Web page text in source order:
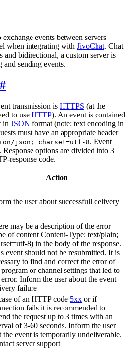
events between servers
when integrating with JivoChat. Chat
and bidirectional, a custom server is
and sending events.
#
transmission is HTTPS (at the
to use HTTP). An event is contained
in JSON format (note: text encoding in
must have an appropriate header
json; charset=utf-8. Event
. Response options are divided into 3
response code.
Action
the user about successfull delivery
may be a description of the error
of content Content-Type: text/plain;
8) in the body of the response.
event should not be resubmitted. It is
to find and correct the error of
program or channel settings that led to
error. Inform the user about the event
failure
of an HTTP code 5xx or if
fails it is recommended to
the request up to 3 times with an
of 3-60 seconds. Inform the user
the event is temporarily undeliverable.
server support